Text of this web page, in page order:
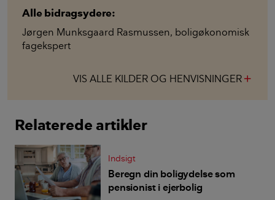
Stærkt bevægelseshæmmede beboere i dertil
indrettede boliger
Alle bidragsydere:
Jørgen Munksgaard Rasmussen, boligøkonomisk
fagekspert
VIS ALLE KILDER OG HENVISNINGER
Relaterede artikler
Indsigt
Beregn din boligydelse som
pensionist i ejerbolig